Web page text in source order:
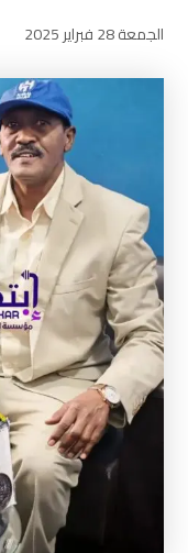
الجمعة 28 فبراير 2025